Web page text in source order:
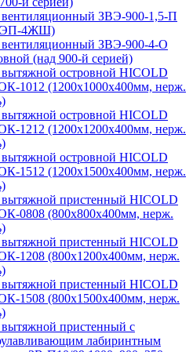
вентиляционный ЗВЭ-900-1,5-П
ЭП-4ЖШ)
вентиляционный ЗВЭ-900-4-О
(над 900-й серией)
вытяжной островной HICOLD
1012 (1200х1000х400мм, нерж.
вытяжной островной HICOLD
1212 (1200x1200x400мм, нерж.
вытяжной островной HICOLD
1512 (1200х1500х400мм, нерж.
вытяжной пристенный HICOLD
0808 (800х800х400мм, нерж.
вытяжной пристенный HICOLD
1208 (800х1200х400мм, нерж.
вытяжной пристенный HICOLD
1508 (800х1500х400мм, нерж.
вытяжной пристенный с
лабиринтным